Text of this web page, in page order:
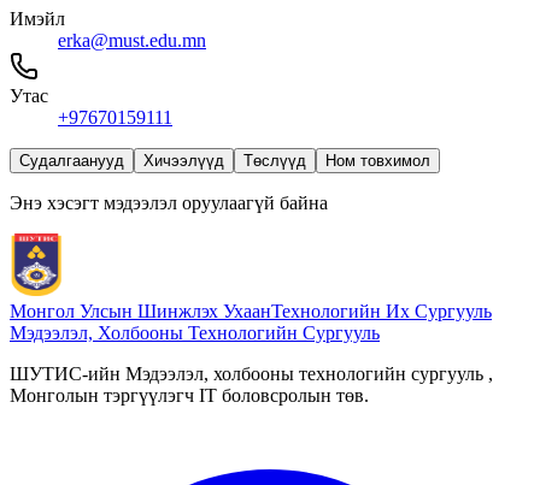
Имэйл
erka@must.edu.mn
Утас
+97670159111
Судалгаанууд Хичээлүүд Төслүүд Ном товхимол
Энэ хэсэгт мэдээлэл оруулаагүй байна
Монгол Улсын Шинжлэх УхаанТехнологийн Их Сургууль
Мэдээлэл, Холбооны Технологийн Сургууль
ШУТИС-ийн Мэдээлэл, холбооны технологийн сургууль ,
Монголын тэргүүлэгч IT боловсролын төв.